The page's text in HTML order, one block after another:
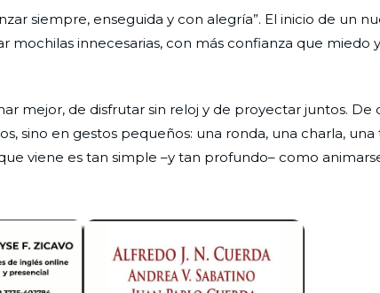
siempre, enseguida y con alegría”. El inicio de un
innecesarias, con más confianza que miedo
mejor, de disfrutar sin reloj y de proyectar juntos. De
sino en gestos pequeños: una ronda, una charla, una
viene es tan simple –y tan profundo– como